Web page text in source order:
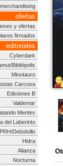
merchandising
ofertas
y ofertas
firmados
editoriales
Cyberdark
Bibliópolis
Minotauro
Carcosa
Ediciones B
Valdemar
Mentes
del Laberinto
PRH/Debolsillo
Hidra
Alianza
Nocturna